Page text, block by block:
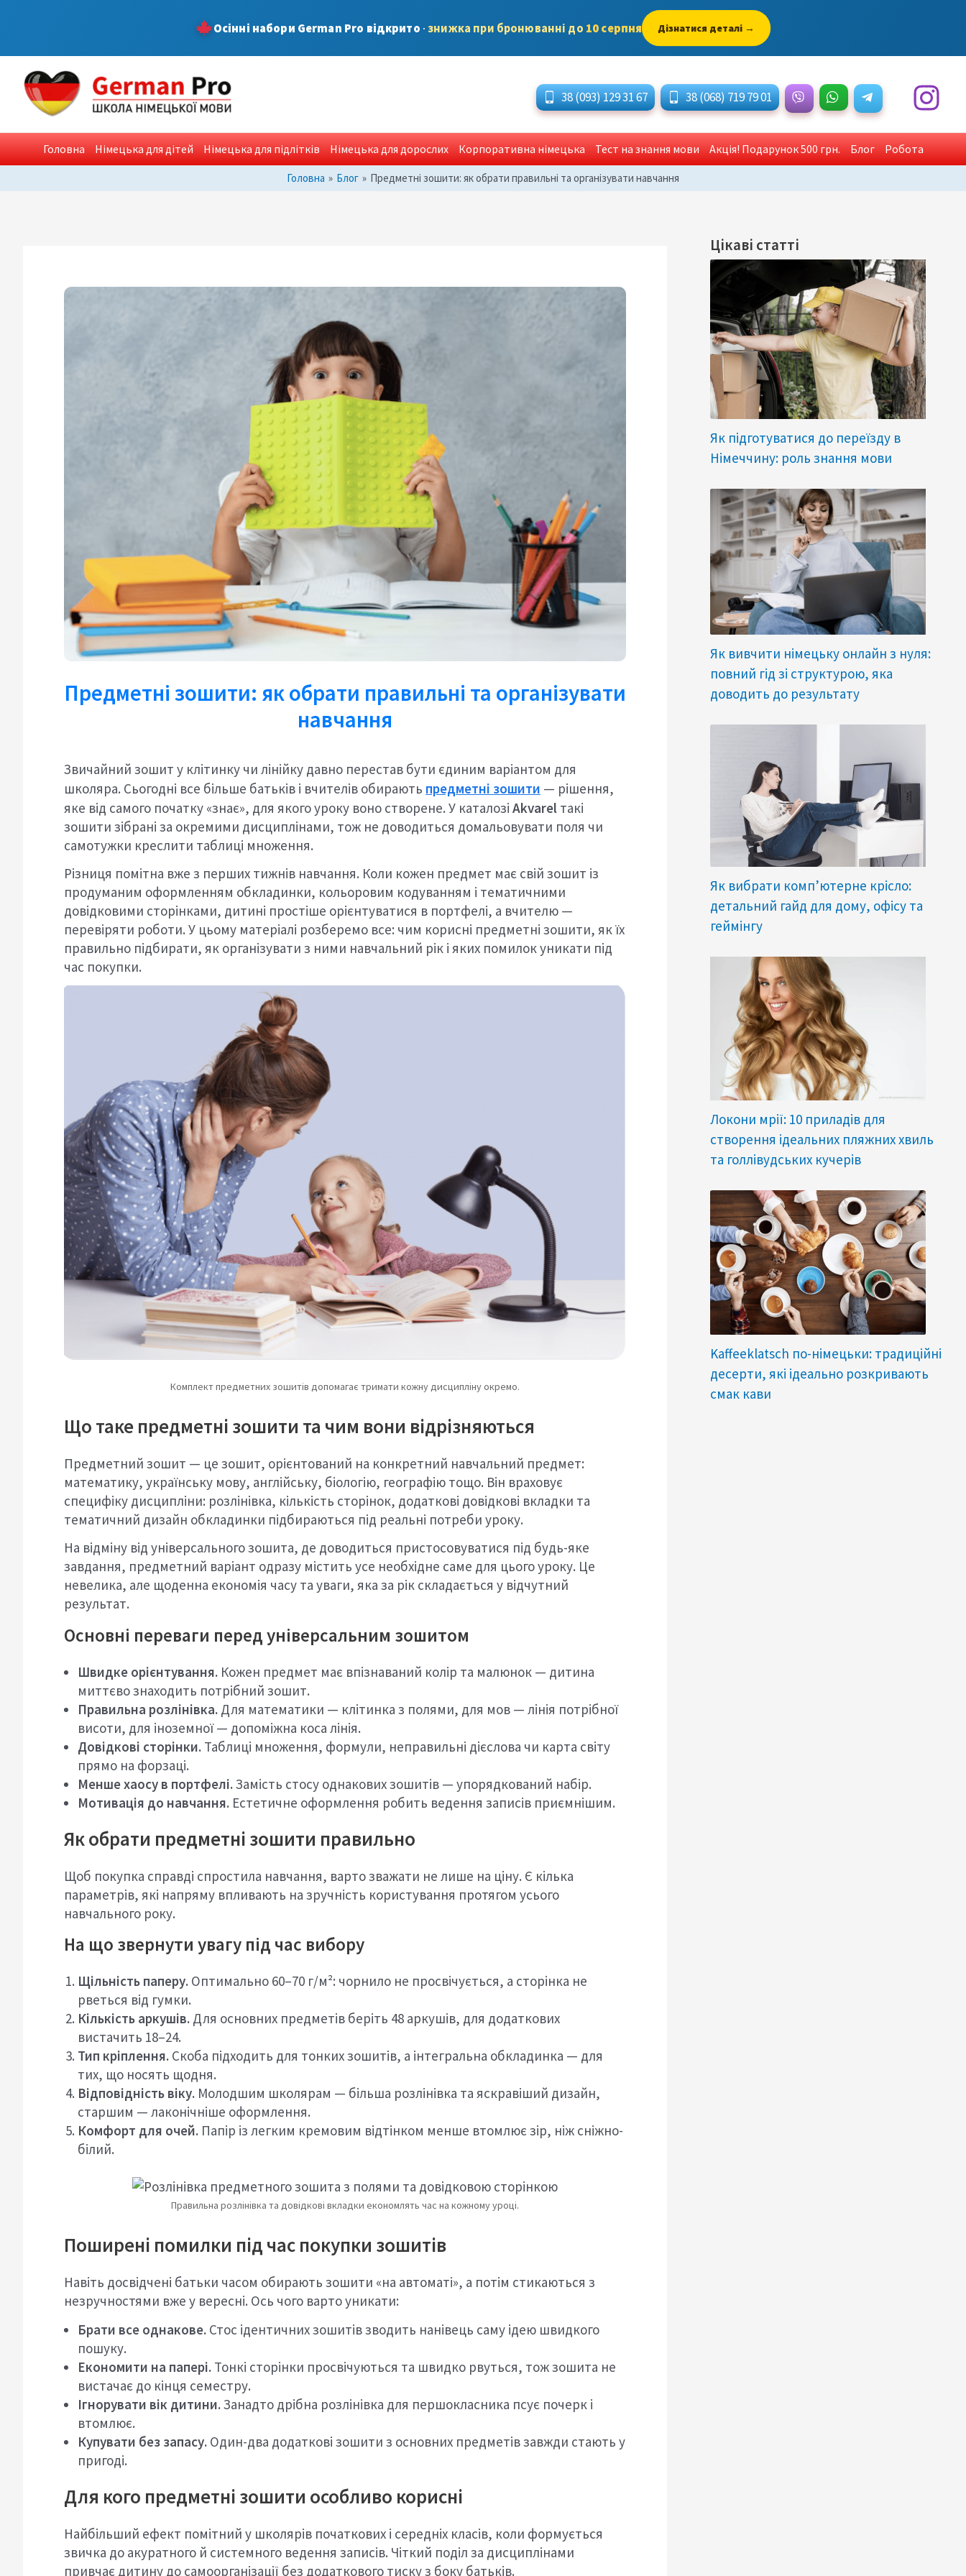
Осінні набори German Pro відкрито ·знижка при бронюванні до 10 серпня Дізнатися деталі →
38 (093) 129 31 67 38 (068) 719 79 01
Головна Німецька для дітей Німецька для підлітків Німецька для дорослих Корпоративна німецька Тест на знання мови Акція! Подарунок 500 грн. Блог Робота
Головна » Блог » Предметні зошити: як обрати правильні та організувати навчання
Предметні зошити: як обрати правильні та організувати
навчання
Звичайний зошит у клітинку чи лінійку давно перестав бути єдиним варіантом для
школяра. Сьогодні все більше батьків і вчителів обирають предметні зошити — рішення,
яке від самого початку «знає», для якого уроку воно створене. У каталозі Akvarel такі
зошити зібрані за окремими дисциплінами, тож не доводиться домальовувати поля чи
самотужки креслити таблиці множення.
Різниця помітна вже з перших тижнів навчання. Коли кожен предмет має свій зошит із
продуманим оформленням обкладинки, кольоровим кодуванням і тематичними
довідковими сторінками, дитині простіше орієнтуватися в портфелі, а вчителю —
перевіряти роботи. У цьому матеріалі розберемо все: чим корисні предметні зошити, як їх
правильно підбирати, як організувати з ними навчальний рік і яких помилок уникати під
час покупки.
Комплект предметних зошитів допомагає тримати кожну дисципліну окремо.
Що таке предметні зошити та чим вони відрізняються
Предметний зошит — це зошит, орієнтований на конкретний навчальний предмет:
математику, українську мову, англійську, біологію, географію тощо. Він враховує
специфіку дисципліни: розлінівка, кількість сторінок, додаткові довідкові вкладки та
тематичний дизайн обкладинки підбираються під реальні потреби уроку.
На відміну від універсального зошита, де доводиться пристосовуватися під будь-яке
завдання, предметний варіант одразу містить усе необхідне саме для цього уроку. Це
невелика, але щоденна економія часу та уваги, яка за рік складається у відчутний
результат.
Основні переваги перед універсальним зошитом
Швидке орієнтування. Кожен предмет має впізнаваний колір та малюнок — дитина
миттєво знаходить потрібний зошит.
Правильна розлінівка. Для математики — клітинка з полями, для мов — лінія потрібної
висоти, для іноземної — допоміжна коса лінія.
Довідкові сторінки. Таблиці множення, формули, неправильні дієслова чи карта світу
прямо на форзаці.
Менше хаосу в портфелі.Замість стосу однакових зошитів — упорядкований набір.
Мотивація до навчання. Естетичне оформлення робить ведення записів приємнішим.
Як обрати предметні зошити правильно
Щоб покупка справді спростила навчання, варто зважати не лише на ціну. Є кілька
параметрів, які напряму впливають на зручність користування протягом усього
навчального року.
На що звернути увагу під час вибору
Щільність паперу. Оптимально 60–70 г/м²: чорнило не просвічується, а сторінка не
рветься від гумки.
Кількість аркушів. Для основних предметів беріть 48 аркушів, для додаткових
вистачить 18–24.
Тип кріплення. Скоба підходить для тонких зошитів, а інтегральна обкладинка — для
тих, що носять щодня.
Відповідність віку. Молодшим школярам — більша розлінівка та яскравіший дизайн,
старшим — лаконічніше оформлення.
Комфорт для очей. Папір із легким кремовим відтінком менше втомлює зір, ніж сніжно-
білий.
Правильна розлінівка та довідкові вкладки економлять час на кожному уроці.
Поширені помилки під час покупки зошитів
Навіть досвідчені батьки часом обирають зошити «на автоматі», а потім стикаються з
незручностями вже у вересні. Ось чого варто уникати:
Брати все однакове. Стос ідентичних зошитів зводить нанівець саму ідею швидкого
пошуку.
Економити на папері. Тонкі сторінки просвічуються та швидко рвуться, тож зошита не
вистачає до кінця семестру.
Ігнорувати вік дитини.Занадто дрібна розлінівка для першокласника псує почерк і
втомлює.
Купувати без запасу. Один-два додаткові зошити з основних предметів завжди стають у
пригоді.
Для кого предметні зошити особливо корисні
Найбільший ефект помітний у школярів початкових і середніх класів, коли формується
звичка до акуратного й системного ведення записів. Чіткий поділ за дисциплінами
привчає дитину до самоорганізації без додаткового тиску з боку батьків.
navigation
Цікаві статті
Як підготуватися до переїзду в
Німеччину: роль знання мови
Як вивчити німецьку онлайн з нуля:
повний гід зі структурою, яка
доводить до результату
Як вибрати комп’ютерне крісло:
детальний гайд для дому, офісу та
геймінгу
Локони мрії: 10 приладів для
створення ідеальних пляжних хвиль
та голлівудських кучерів
Kaffeeklatsch по-німецьки: традиційні
десерти, які ідеально розкривають
смак кави